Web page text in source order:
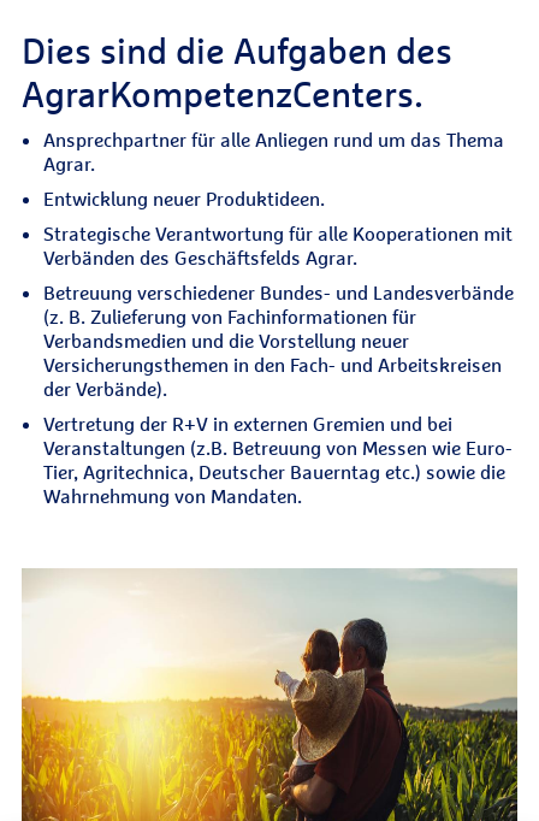
Dies sind die Aufgaben des
AgrarKompetenzCenters.
Ansprechpartner für alle Anliegen rund um das Thema
Agrar.
Entwicklung neuer Produktideen.
Strategische Verantwortung für alle Kooperationen mit
Verbänden des Geschäftsfelds Agrar.
Betreuung verschiedener Bundes- und Landesverbände
(z. B. Zulieferung von Fachinformationen für
Verbandsmedien und die Vorstellung neuer
Versicherungsthemen in den Fach- und Arbeitskreisen
der Verbände).
Vertretung der R+V in externen Gremien und bei
Veranstaltungen (z.B. Betreuung von Messen wie Euro-
Tier, Agritechnica, Deutscher Bauerntag etc.) sowie die
Wahrnehmung von Mandaten.